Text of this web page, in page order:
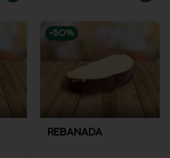
-50%
REBANADA